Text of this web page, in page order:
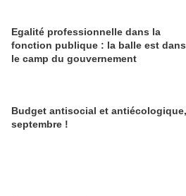
Egalité professionnelle dans la
fonction publique : la balle est dans
le camp du gouvernement
Budget antisocial et
septembre !